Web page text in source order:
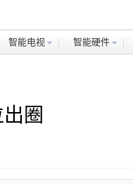
智能电视 智能硬件
圈